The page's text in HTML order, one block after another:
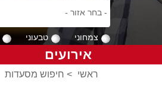
צמחוני טבעוני
אירועים
ראשי > חיפוש מסעדות